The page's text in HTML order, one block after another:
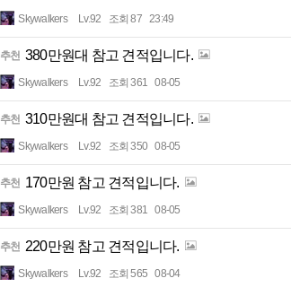
Skywalkers Lv.92 조회 87 23:49
추천 380만원대 참고 견적입니다.
Skywalkers Lv.92 조회 361 08-05
추천 310만원대 참고 견적입니다.
Skywalkers Lv.92 조회 350 08-05
추천 170만원 참고 견적입니다.
Skywalkers Lv.92 조회 381 08-05
추천 220만원 참고 견적입니다.
Skywalkers Lv.92 조회 565 08-04